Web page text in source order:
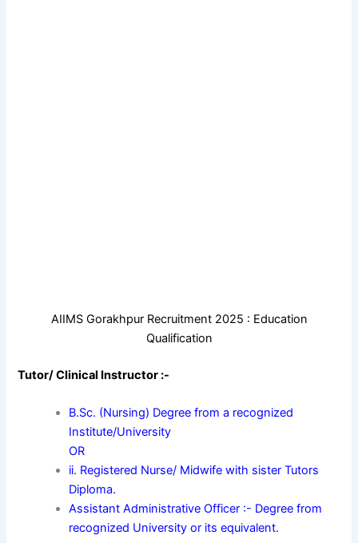
AIIMS Gorakhpur Recruitment 2025 : Education
Qualification
Tutor/ Clinical Instructor :-
B.Sc. (Nursing) Degree from a recognized
Institute/University
OR
ii. Registered Nurse/ Midwife with sister Tutors
Diploma.
Assistant Administrative Officer :- Degree from
recognized University or its equivalent.